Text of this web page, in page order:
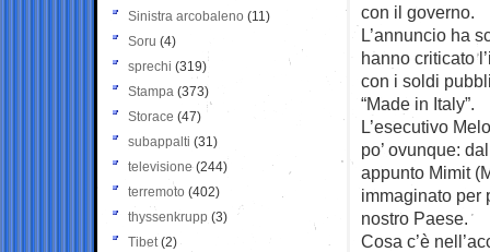
con il governo.
L’annuncio ha
hanno criticato
con i soldi
“Made in Italy”.
L’esecutivo
po’ ovunque:
appunto Mimit
immaginato per
nostro Paese.
Cosa c’è
Sinistra arcobaleno (11)
Soru (4)
sprechi (319)
Stampa (373)
Storace (47)
subappalti (31)
televisione(244)
terremoto (402)
thyssenkrupp (3)
Tibet(2)